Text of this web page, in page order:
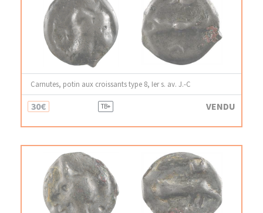
Carnutes, potin aux croissants type 8, Ier s. av. J.-C
30€ TB+ VENDU